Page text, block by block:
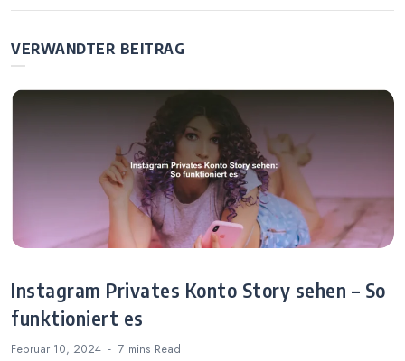
VERWANDTER BEITRAG
Instagram Privates Konto Story sehen – So
funktioniert es
Februar 10, 2024 7 mins Read